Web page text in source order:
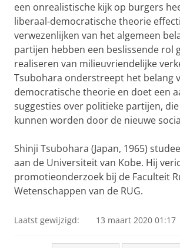
een onrealistische kijk op burgers
liberaal-democratische theorie
verwezenlijken van het algemeen
partijen hebben een beslissende rol
realiseren van milieuvriendelijke
Tsubohara onderstreept het belang
democratische theorie en doet een
suggesties over politieke partijen,
kunnen worden door de nieuwe
Shinji Tsubohara (Japan, 1965)
aan de Universiteit van Kobe. Hij
promotieonderzoek bij de Faculteit
Wetenschappen van de RUG.
Laatst gewijzigd: 13 maart 2020 01:17